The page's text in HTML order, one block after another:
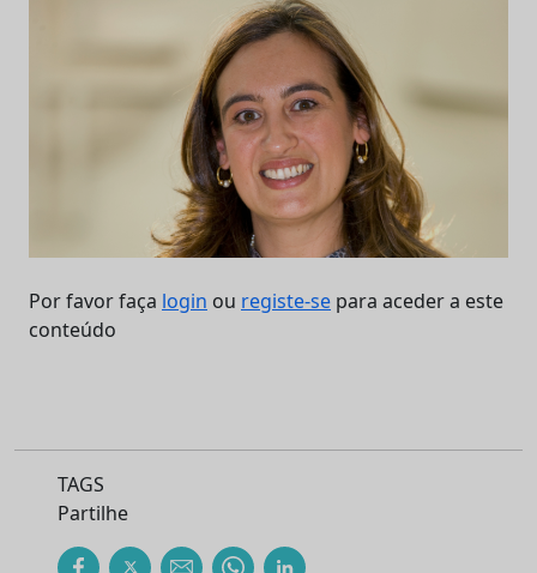
Por favor faça login ou registe-se para aceder a este
conteúdo
TAGS
Partilhe